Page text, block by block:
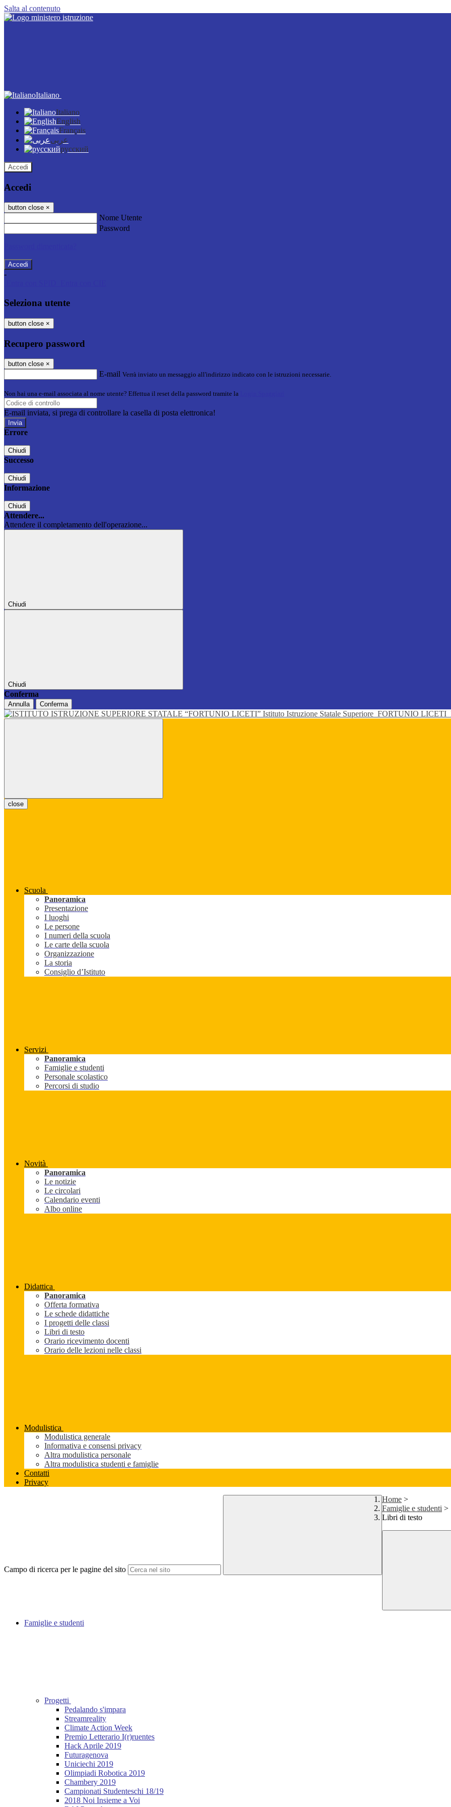
Salta al contenuto
Italiano
Italiano
English
Français
عربى
русский
Accedi
Accedi
button close ×
Nome Utente
Password
-
Seleziona utente
button close ×
Recupero password
button close ×
E-mail Verrà inviato un messaggio all'indirizzo indicato con le istruzioni necessarie.
Non hai una e-mail associata al nome utente? Effettua il reset della password tramite la
E-mail inviata, si prega di controllare la casella di posta elettronica!
Errore
Chiudi
Successo
Chiudi
Informazione
Chiudi
Attendere...
Attendere il completamento dell'operazione...
Chiudi
Chiudi
Conferma
Annulla Conferma
Istituto Istruzione Statale Superiore FORTUNIO LICETI
close
Scuola
Panoramica
Presentazione
I luoghi
Le persone
I numeri della scuola
Le carte della scuola
Organizzazione
La storia
Consiglio d’Istituto
Servizi
Panoramica
Famiglie e studenti
Personale scolastico
Percorsi di studio
Novità
Panoramica
Le notizie
Le circolari
Calendario eventi
Albo online
Didattica
Panoramica
Offerta formativa
Le schede didattiche
I progetti delle classi
Libri di testo
Orario ricevimento docenti
Orario delle lezioni nelle classi
Modulistica
Modulistica generale
Informativa e consensi privacy
Altra modulistica personale
Altra modulistica studenti e famiglie
Contatti
Privacy
Campo di ricerca per le pagine del sito
Home >
Famiglie e studenti >
Libri di testo
Famiglie e studenti
Progetti
Pedalando s'impara
Streamreality
Climate Action Week
Premio Letterario I(r)ruentes
Hack Aprile 2019
Futuragenova
Uniciechi 2019
Olimpiadi Robotica 2019
Chambery 2019
Campionati Studenteschi 18/19
2018 Noi Insieme a Voi